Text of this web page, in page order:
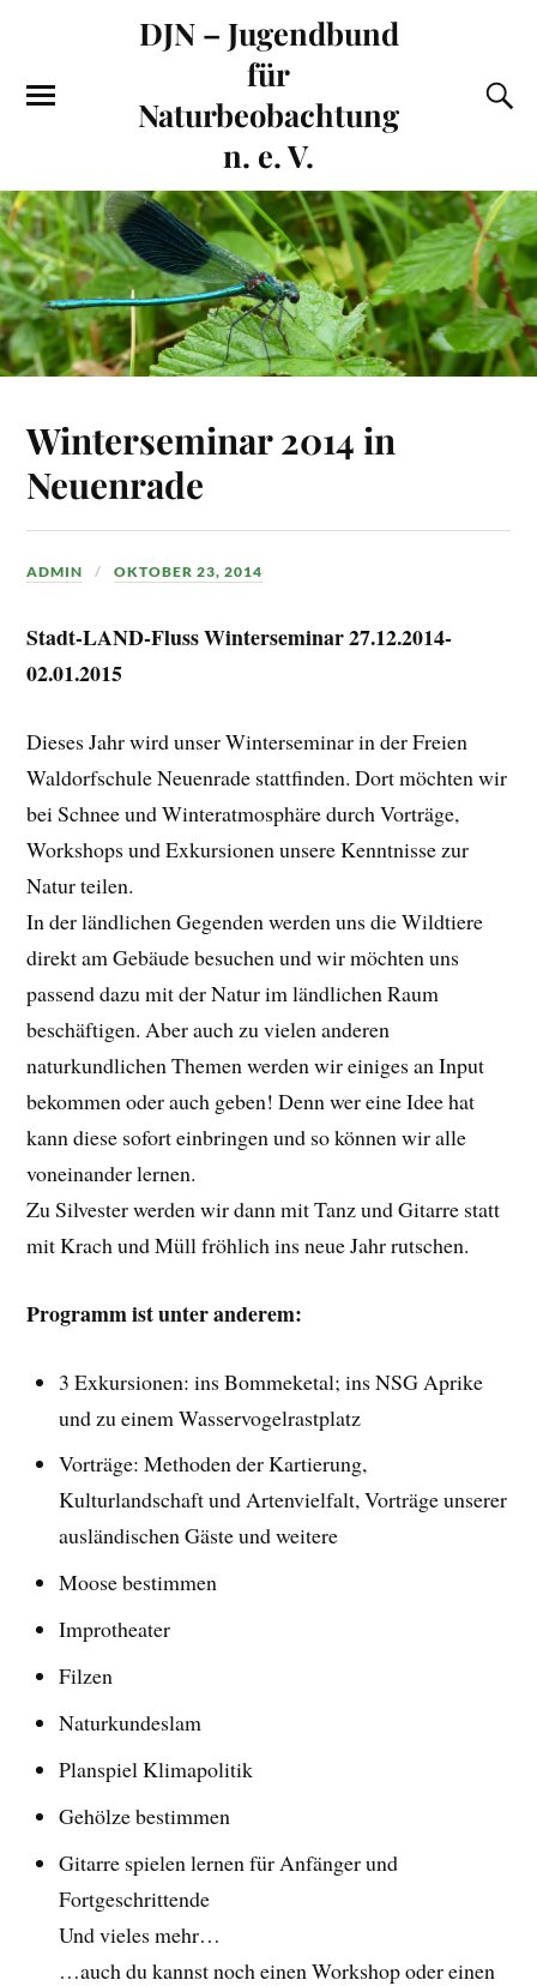
DJN – Jugendbund
für
Naturbeobachtung
n. e. V.
Winterseminar 2014 in
Neuenrade
ADMIN OKTOBER 23, 2014
Stadt-LAND-Fluss Winterseminar 27.12.2014-
02.01.2015
Dieses Jahr wird unser Winterseminar in der Freien
Waldorfschule Neuenrade stattfinden. Dort möchten wir
bei Schnee und Winteratmosphäre durch Vorträge,
Workshops und Exkursionen unsere Kenntnisse zur
Natur teilen.
In der ländlichen Gegenden werden uns die Wildtiere
direkt am Gebäude besuchen und wir möchten uns
passend dazu mit der Natur im ländlichen Raum
beschäftigen. Aber auch zu vielen anderen
naturkundlichen Themen werden wir einiges an Input
bekommen oder auch geben! Denn wer eine Idee hat
kann diese sofort einbringen und so können wir alle
voneinander lernen.
Zu Silvester werden wir dann mit Tanz und Gitarre statt
mit Krach und Müll fröhlich ins neue Jahr rutschen.
Programm ist unter anderem:
3 Exkursionen: ins Bommeketal; ins NSG Aprike
und zu einem Wasservogelrastplatz
Vorträge: Methoden der Kartierung,
Kulturlandschaft und Artenvielfalt, Vorträge unserer
ausländischen Gäste und weitere
Moose bestimmen
Improtheater
Filzen
Naturkundeslam
Planspiel Klimapolitik
Gehölze bestimmen
Gitarre spielen lernen für Anfänger und
Fortgeschrittende
Und vieles mehr…
…auch du kannst noch einen Workshop oder einen